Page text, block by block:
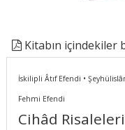
Kitabın içindekiler
İskilipli Âtıf Efendi •
Fehmi Efendi
Cihâd Risaleleri